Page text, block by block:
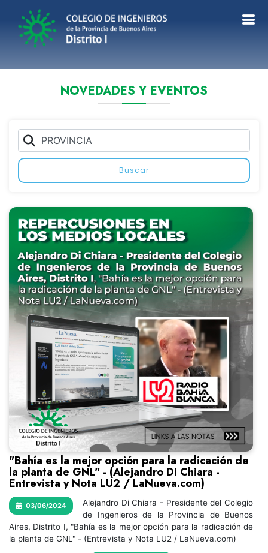
NOVEDADES Y EVENTOS
Buscar
"Bahía es la mejor opción para la radicación de
la planta de GNL" - (Alejandro Di Chiara -
Entrevista y Nota LU2 / LaNueva.com)
03/06/2024
Alejandro Di Chiara - Presidente del Colegio
de Ingenieros de la Provincia de Buenos
Aires, Distrito I, "Bahía es la mejor opción para la radicación de
la planta de GNL" - (Entrevista y Nota LU2 / LaNueva.com)